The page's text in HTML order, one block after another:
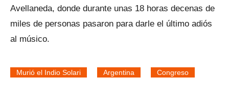
Avellaneda, donde durante unas 18 horas decenas de
miles de personas pasaron para darle el último adiós
al músico.
Murió el Indio Solari Argentina Congreso